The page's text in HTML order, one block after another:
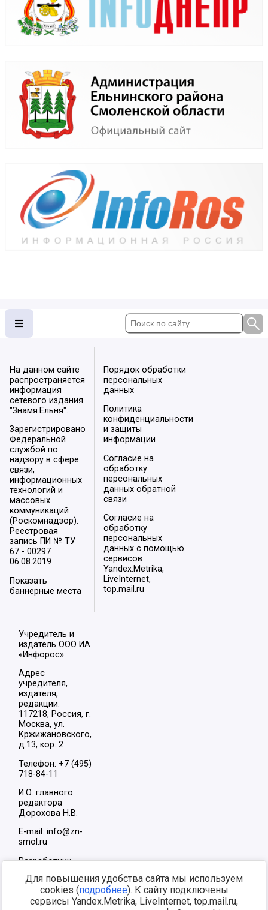
На данном сайте
распространяется
информация
сетевого издания
"Знамя.Ельня".
Зарегистрировано
Федеральной
службой по
надзору в сфере
связи,
информационных
технологий и
массовых
коммуникаций
(Роскомнадзор).
Реестровая
запись ПИ № ТУ
67 - 00297
06.08.2019
Показать
баннерные места
Порядок обработки
персональных
данных
Политика
конфиденциальности
и защиты
информации
Согласие на
обработку
персональных
данных обратной
связи
Согласие на
обработку
персональных
данных с помощью
сервисов
Yandex.Metrika,
LiveInternet,
top.mail.ru
Учредитель и
издатель ООО ИА
«Инфорос».
Адрес
учредителя,
издателя,
редакции:
117218, Россия, г.
Москва, ул.
Кржижановского,
д.13, кор. 2
Телефон: +7 (495)
718-84-11
И.О. главного
редактора
Дорохова Н.В.
E-mail: info@zn-
smol.ru
Разработчик
2026
Мы в социальных
Для повышения удобства сайта мы используем
cookies (подробнее). К сайту подключены
сервисы Yandex.Metrika, LiveInternet, top.mail.ru,